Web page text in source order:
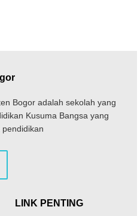
Bogor adalah sekolah yang
Kusuma Bangsa yang
LINK PENTING